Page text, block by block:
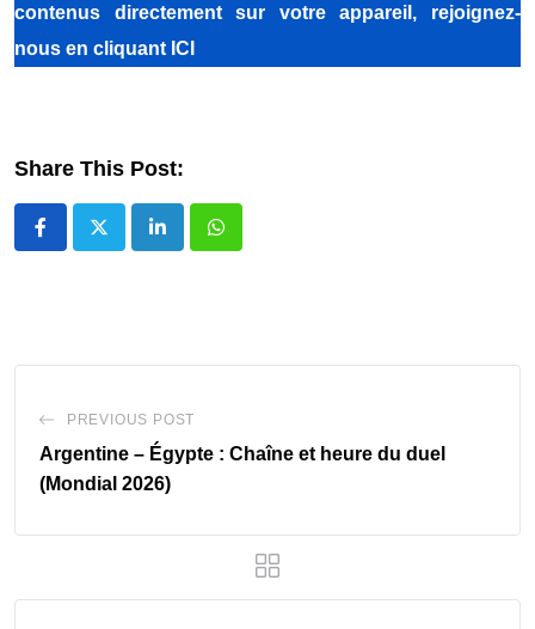
contenus directement sur votre appareil, rejoignez-
nous en cliquant ICI
Share This Post:
LinkedInWhatsapp
PREVIOUS POST
Argentine – Égypte : Chaîne et heure du duel
(Mondial 2026)